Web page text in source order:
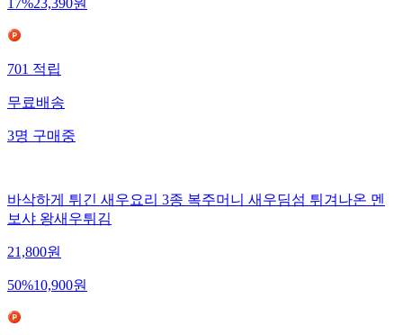
17%23,390원
701적립
무료배송
3명구매중
바삭하게 튀긴 새우요리 3종 복주머니 새우딤섬 튀겨나온 멘
보샤 왕새우튀김
21,800원
50%10,900원